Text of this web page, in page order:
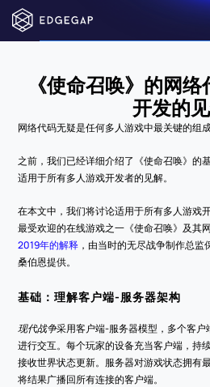
《使命召唤》的网
开发的
网络代码无疑是任何多人游戏中最关键的组成
之前，我们已经详细介绍了《使命召唤》的
适用于所有多人游戏开发者的见解。
在本文中，我们将讨论适用于所有多人游戏
最受欢迎的在线游戏之一《使命召唤》及其
2019年的解释 ，由当时的无尽战争制作总监
桑伯恩提供。
基础：理解客户端-服务器架构
现代战争采用客户端-服务器模型，多个客
进行交互。每个玩家的设备充当客户端，持
接收世界状态更新。服务器对游戏状态拥有
将结果广播回所有连接的客户端。